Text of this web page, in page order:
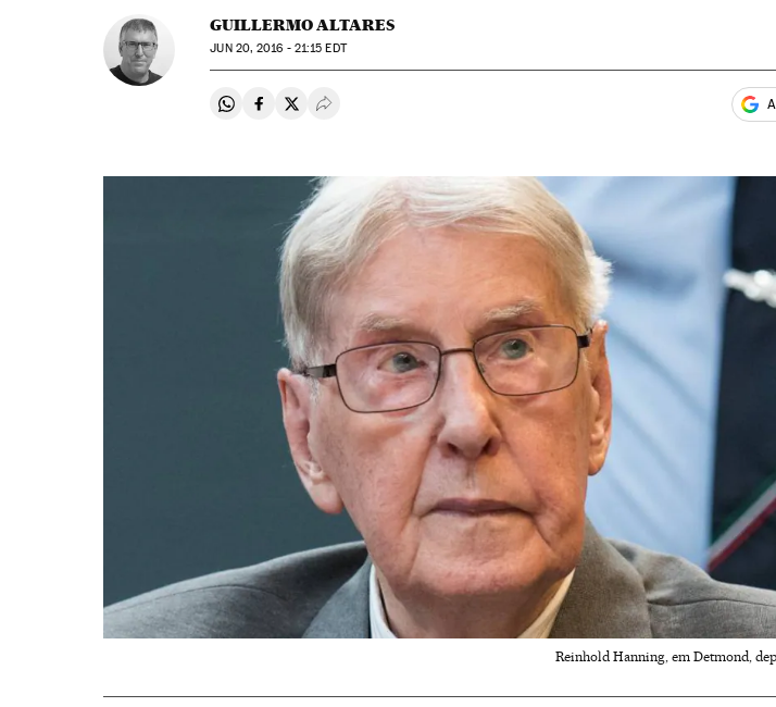
GUILLERMO ALTARES
JUN20, 2016 - 21:15 EDT
Compartir en Whatsapp
Compartir en Facebook
Compartir en Twitter
Desplegar Redes Sociales
Reinhold Hanning, em Detmond,